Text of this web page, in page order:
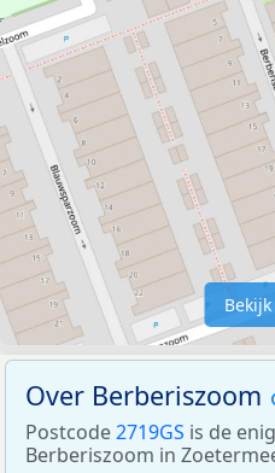
Over Berberiszoom
Postcode2719GS is de
Berberiszoom in